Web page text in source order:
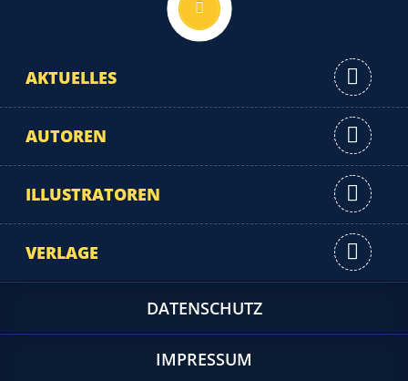
AKTUELLES
AUTOREN
ILLUSTRATOREN
VERLAGE
DATENSCHUTZ
IMPRESSUM